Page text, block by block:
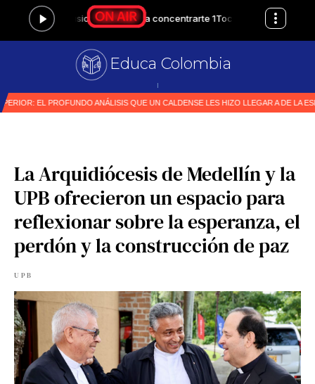
Educa Colombia
Primer medi
La Arquidiócesis de Medellín y la
UPB ofrecieron un espacio para
reflexionar sobre la esperanza, el
perdón y la construcción de paz
UPB